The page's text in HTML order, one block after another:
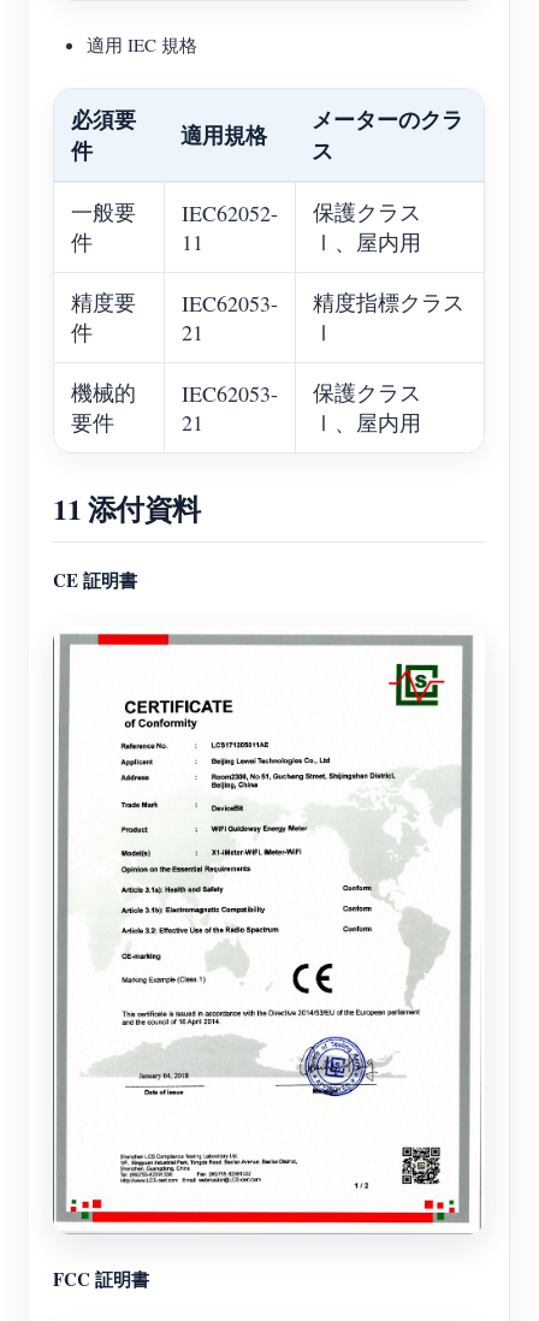
適用 IEC 規格
必須要
件
適用規格
メーターのクラ
ス
一般要
件
IEC62052-
11
保護クラス
Ⅰ、屋内用
精度要
件
IEC62053-
21
精度指標クラス
Ⅰ
機械的
要件
IEC62053-
21
保護クラス
Ⅰ、屋内用
11 添付資料
CE 証明書
FCC 証明書